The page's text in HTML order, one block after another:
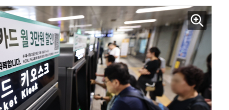
9
한은 금 매입 나섰지만…개인투자자
는 금 투자 '외면'
10 경찰 압수 코인, 두나무가 보관한
다…최종 낙찰자 선정